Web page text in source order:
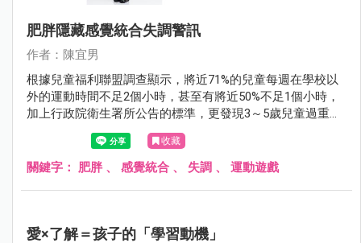
肥胖隱藏感覺統合失調警訊
作者：陳宜男
根據兒童福利聯盟調查顯示，將近71%的兒童每週在學校以
外的運動時間不足2個小時，甚至有將近50%不足1個小時，
加上行政院衛生署所公告的標準，更發現3～5歲兒童過重的
比率高達23.9%，兒童的運動習慣不佳可能是導致兒童肥胖
的主因之一。
收藏
關鍵字： 肥胖、 感覺統合 、 失調 、 運動遊戲
愛×了解＝孩子的「學習動機」